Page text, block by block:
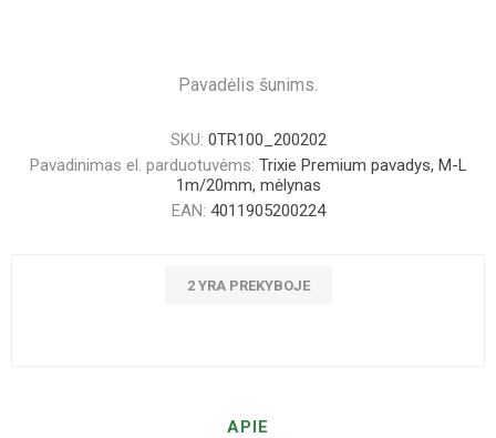
Pavadėlis šunims.
SKU: 0TR100_200202
Pavadinimas el. parduotuvėms: Trixie Premium pavadys, M-L
1m/20mm, mėlynas
EAN: 4011905200224
2 YRA PREKYBOJE
APIE